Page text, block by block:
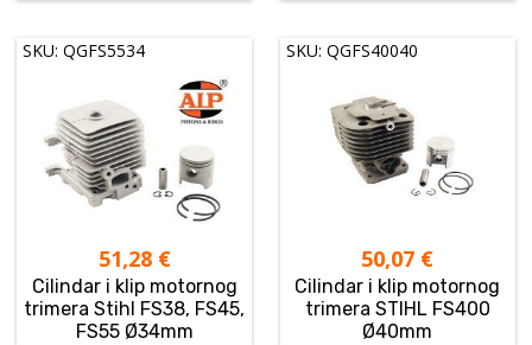
SKU: QGFS5534
51,28 €
Cilindar i klip motornog
trimera Stihl FS38, FS45,
FS55 Ø34mm
SKU: QGFS40040
50,07 €
Cilindar i klip motornog
trimera STIHL FS400
Ø40mm